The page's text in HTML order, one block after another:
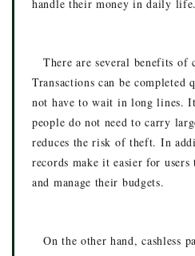
handle their money in daily life.
There are several benefits of
Transactions can be completed
not have to wait in long lines.
people do not need to carry
reduces the risk of theft. In
records make it easier for
and manage their budgets.
On the other hand, cashless